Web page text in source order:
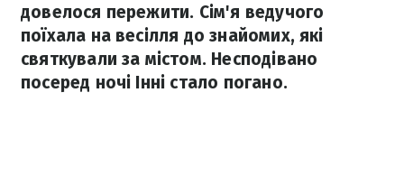
довелося пережити. Сім'я ведучого
поїхала на весілля до знайомих, які
святкували за містом. Несподівано
посеред ночі Інні стало погано.